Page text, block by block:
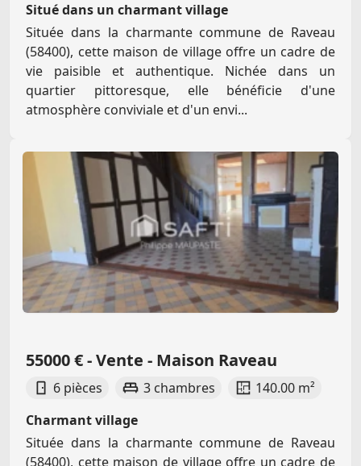
Situé dans un charmant village
Située dans la charmante commune de Raveau
(58400), cette maison de village offre un cadre de
vie paisible et authentique. Nichée dans un
quartier pittoresque, elle bénéficie d'une
atmosphère conviviale et d'un envi...
55000 € - Vente - Maison Raveau
6 pièces 3 chambres
140.00 m²
Charmant village
Située dans la charmante commune de Raveau
(58400), cette maison de village offre un cadre de